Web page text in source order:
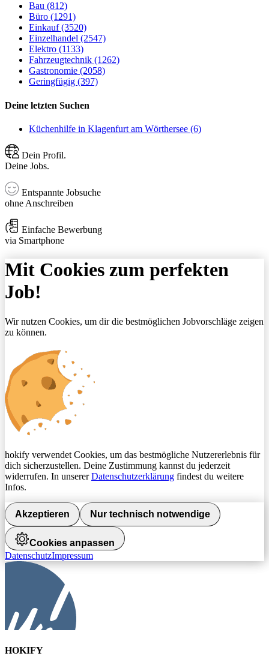
Bau (812)
Büro (1291)
Einkauf (3520)
Einzelhandel (2547)
Elektro (1133)
Fahrzeugtechnik (1262)
Gastronomie (2058)
Geringfügig (397)
Deine letzten Suchen
Küchenhilfe in Klagenfurt am Wörthersee (6)
Dein Profil.
Deine Jobs.
Entspannte Jobsuche
ohne Anschreiben
Einfache Bewerbung
via Smartphone
Mit Cookies zum perfekten
Job!
Wir nutzen Cookies, um dir die bestmöglichen Jobvorschläge zeigen
zu können.
hokify verwendet Cookies, um das bestmögliche Nutzererlebnis für
dich sicherzustellen. Deine Zustimmung kannst du jederzeit
widerrufen. In unsererDatenschutzerklärung findest du weitere
Infos.
Akzeptieren Nur technisch notwendige
Cookies anpassen
DatenschutzImpressum
HOKIFY